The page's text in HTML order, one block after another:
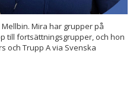
Mira har grupper på
till fortsättningsgrupper, och hon
och Trupp A via Svenska